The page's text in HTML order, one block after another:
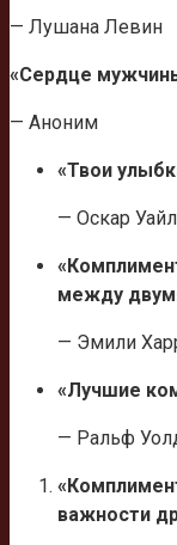
— Лушана Левин
«Сердце
— Аноним
«Твои
— Оскар
между
— Эмили
«Лучшие
— Ральф
важности